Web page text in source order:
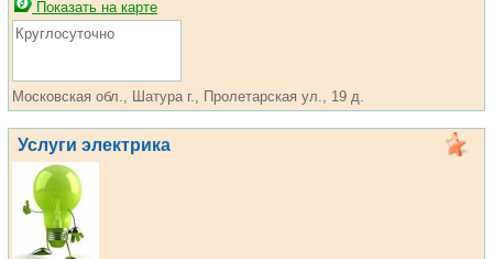
Показать на карте
Круглосуточно
Московская обл., Шатура г., Пролетарская ул., 19 д.
Услуги электрика